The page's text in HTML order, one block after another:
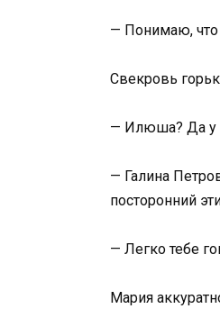
— Понимаю, что
Свекровь
— Илюша? Да у
— Галина
посторонний
— Легко тебе
Мария